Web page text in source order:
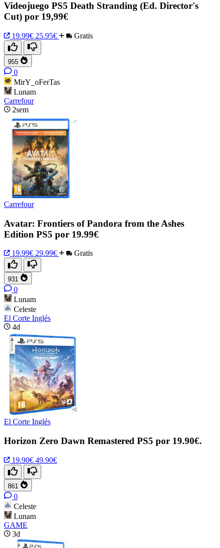
Videojuego PS5 Death Stranding (Ed. Director's
Cut) por 19,99€
19.99€ 25.95€ Gratis
955
0
MirY_oFerTas
Lunam
Carrefour
2sem
Carrefour
Avatar: Frontiers of Pandora from the Ashes
Edition PS5 por 19.99€
19.99€ 29.99€ Gratis
931
0
Lunam
Celeste
El Corte Inglés
4d
El Corte Inglés
Horizon Zero Dawn Remastered PS5 por 19.90€.
19.90€ 49.90€
861
0
Celeste
Lunam
GAME
3d